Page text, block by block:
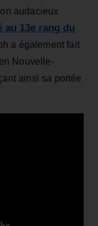
audacieux
au 13e rang du
a également fait
Nouvelle-
ainsi sa portée